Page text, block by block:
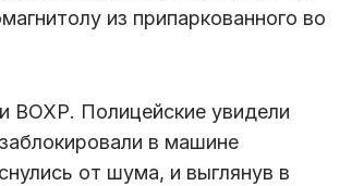
из припаркованного во
ВОХР. Полицейские увидели
в машине
от шума, и выглянув в